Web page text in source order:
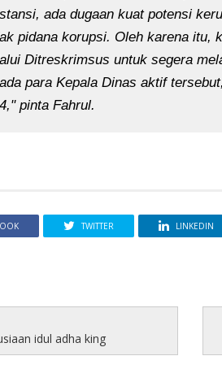
ada dugaan kuat potensi
pidana korupsi. Oleh karena itu,
Ditreskrimsus untuk segera
para Kepala Dinas aktif
pinta Fahrul.
TWITTER LINKEDIN
idul adha king